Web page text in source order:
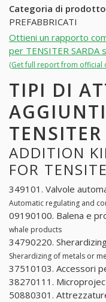
Categoria di prodotto
PREFABBRICATI
Ottieni un rapporto
per TENSITER SARDA
(Get full report from official
TIPI DI
ADDITION
FOR
349101. Valvole
Automatic regulating and
09190100. Balena e
whale products
34790220.
Sherardizing of metals or
37510103. Accessori
38270111.
50880301.